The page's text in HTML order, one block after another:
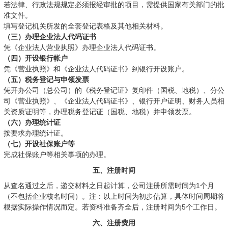
若法律、行政法规规定必须报经审批的项目，需提供国家有关部门的批
准文件。
填写登记机关所发的全套登记表格及其他相关材料。
（三）办理企业法人代码证书
凭《企业法人营业执照》办理企业法人代码证书。
（四）开设银行帐户
凭《营业执照》和《企业法人代码证书》到银行开设账户。
（五）税务登记与申领发票
凭开办公司（总公司）的《税务登记证》复印件（国税、地税）、分公
司《营业执照》、《企业法人代码证书》、银行开户证明、财务人员相
关资质证明等，办理税务登记证（国税、地税）并申领发票。
（六）办理统计证
按要求办理统计证。
（七）开设社保账户等
完成社保账户等相关事项的办理。
五、注册时间
从查名通过之后，递交材料之日起计算，公司注册所需时间为1个月
（不包括企业核名时间）。注：以上时间为初步估算，具体时间周期将
根据实际操作情况而定。若资料准备齐全后，注册时间为5个工作日。
六、注册费用